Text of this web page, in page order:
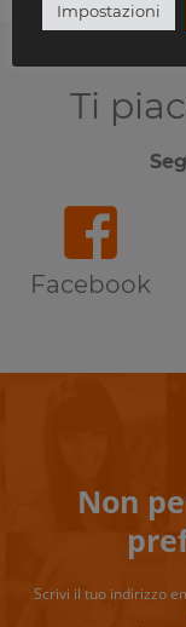
Ti
Facebook
Non
Scrivi il tuo indirizzo
Impostazioni